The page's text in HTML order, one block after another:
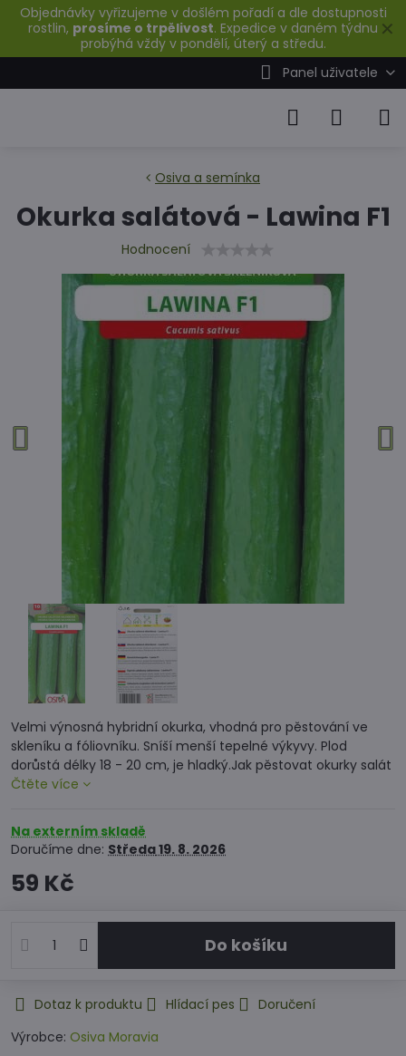
✕
Objednávky vyřizujeme v došlém pořadí a dle dostupnosti
rostlin, prosíme o trpělivost. Expedice v daném týdnu
probýhá vždy v pondělí, úterý a středu.
Panel uživatele
Osiva a semínka
Okurka salátová - Lawina F1
Hodnocení
Velmi výnosná hybridní okurka, vhodná pro pěstování ve
skleníku a fóliovníku. Sníší menší tepelné výkyvy. Plod
dorůstá délky 18 - 20 cm, je hladký.Jak pěstovat okurky salát
Čtěte více
Na externím skladě
Doručíme dne: Středa19. 8. 2026
59 Kč
Do košíku
Dotaz k produktu Hlídací pes
Doručení
Výrobce: Osiva Moravia